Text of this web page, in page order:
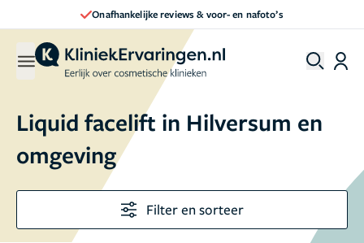
Direct een afspraak maken
Liquid facelift in Hilversum en
omgeving
Filter en sorteer